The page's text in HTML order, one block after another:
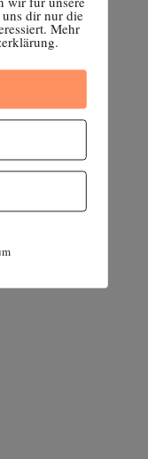
dir nur die
Mehr